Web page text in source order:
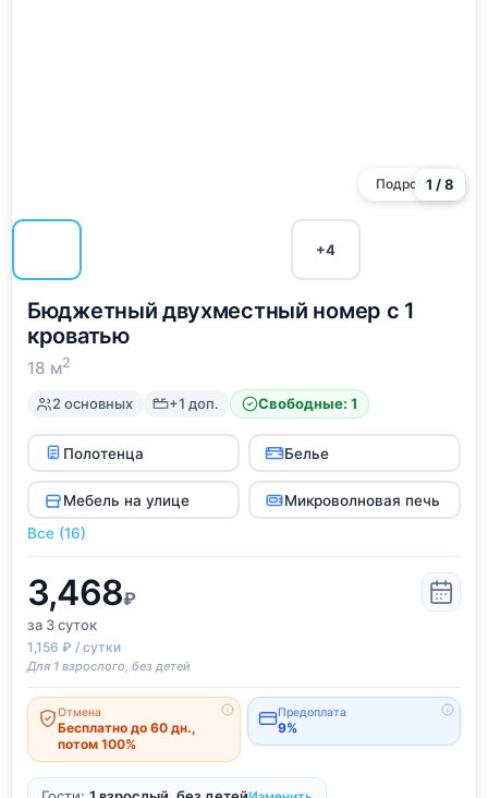
Подробнее
1 / 8
+4
Бюджетный двухместный номер с 1
кроватью
18 м2
2 основных +1 доп. Свободные: 1
Полотенца Белье
Мебель на улице
Микроволновая печь
Все (16)
3,468₽
за 3суток
1,156 ₽ / сутки
Для 1 взрослого, без детей
Отмена
Бесплатно до 60 дн.,
потом 100%
Предоплата
9%